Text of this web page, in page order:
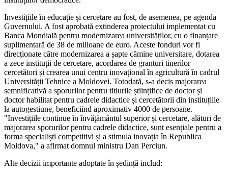
Investițiile în educație și cercetare au fost, de asemenea, pe agenda
Guvernului. A fost aprobată extinderea proiectului implementat cu
Banca Mondială pentru modernizarea universităților, cu o finanțare
suplimentară de 38 de milioane de euro. Aceste fonduri vor fi
direcționate către modernizarea a șapte cămine universitare, dotarea
a zece instituții de cercetare, acordarea de granturi tinerilor
cercetători și crearea unui centru inovațional în agricultură în cadrul
Universității Tehnice a Moldovei. Totodată, s-a decis majorarea
semnificativă a sporurilor pentru titlurile științifice de doctor și
doctor habilitat pentru cadrele didactice și cercetătorii din instituțiile
la autogestiune, beneficiind aproximativ 4000 de persoane.
"Investițiile continue în învățământul superior și cercetare, alături de
majorarea sporurilor pentru cadrele didactice, sunt esențiale pentru a
forma specialiști competitivi și a stimula inovația în Republica
Moldova," a afirmat domnul ministru Dan Perciun.
Alte decizii importante adoptate în ședință includ: